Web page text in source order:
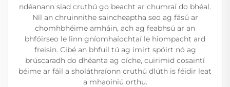
ndéanann siad cruthú go beacht ar chumraí do bhéal.
Níl an chruinnithe saincheaptha seo ag fású ar
chomhbhéime amháin, ach ag feabhsú ar an
bhfóirseo le linn gníomhaíochtaí le hiompacht ard
freisin. Cibé an bhfuil tú ag imirt spóirt nó ag
brúscaradh do dhéanta ag oíche, cuirimid cosaintí
béime ar fáil a sholáthraíonn cruthú dlúth is féidir leat
a mhaoiniú orthu.